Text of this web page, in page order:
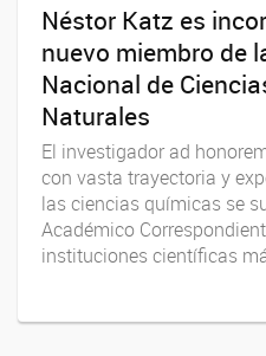
Néstor Katz es
nuevo miembro de
Nacional de
Naturales
El investigador ad
con vasta trayectoria y
las ciencias químicas se
Académico
instituciones científicas